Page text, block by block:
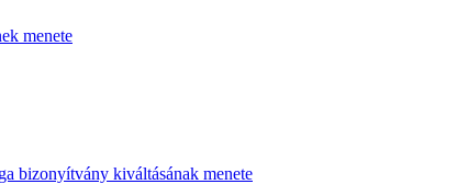
menete
bizonyítvány kiváltásának menete